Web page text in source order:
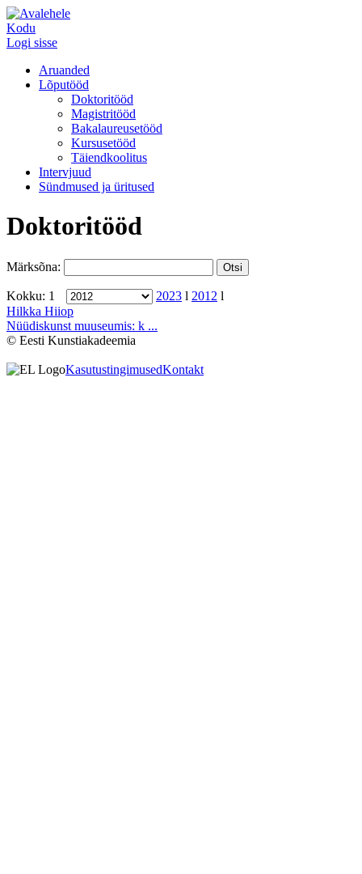
Kodu
Logi sisse
Aruanded
Lõputööd
Doktoritööd
Magistritööd
Bakalaureusetööd
Kursusetööd
Täiendkoolitus
Intervjuud
Sündmused ja üritused
Doktoritööd
Märksõna:
Kokku: 1 2023 l 2012 l
Hilkka Hiiop
Nüüdiskunst muuseumis: k ...
© Eesti Kunstiakadeemia
KasutustingimusedKontakt